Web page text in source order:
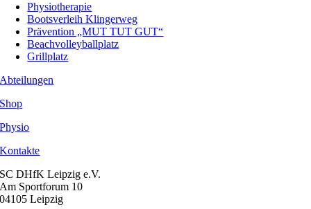
Physiotherapie
Bootsverleih Klingerweg
Prävention „MUT TUT GUT“
Beachvolleyballplatz
Grillplatz
Abteilungen
Shop
Physio
Kontakte
SC DHfK Leipzig e.V.
Am Sportforum 10
04105 Leipzig